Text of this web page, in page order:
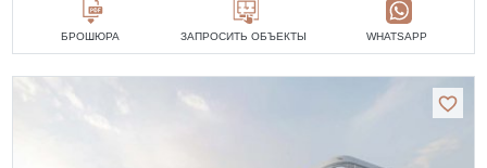
БРОШЮРА ЗАПРОСИТЬ ОБЪЕКТЫ WHATSAPP